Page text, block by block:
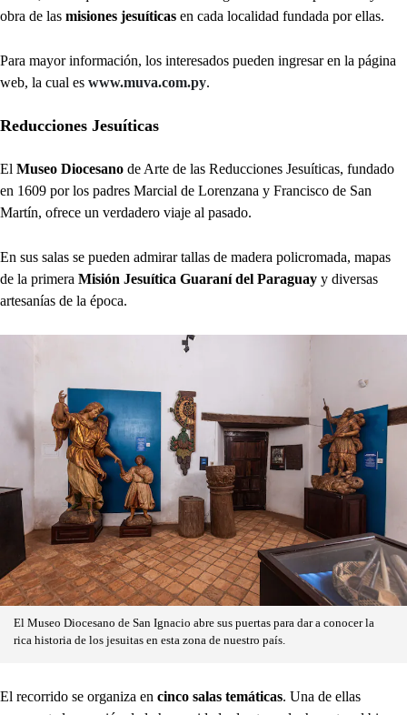
obra de las misiones jesuíticas en cada localidad fundada por ellas.
Para mayor información, los interesados pueden ingresar en la página
web, la cual es www.muva.com.py.
Reducciones Jesuíticas
El Museo Diocesano de Arte de las Reducciones Jesuíticas, fundado
en 1609 por los padres Marcial de Lorenzana y Francisco de San
Martín, ofrece un verdadero viaje al pasado.
En sus salas se pueden admirar tallas de madera policromada, mapas
de la primera Misión Jesuítica Guaraní del Paraguay y diversas
artesanías de la época.
El Museo Diocesano de San Ignacio abre sus puertas para dar a conocer la
rica historia de los jesuitas en esta zona de nuestro país.
El recorrido se organiza en cinco salas temáticas. Una de ellas